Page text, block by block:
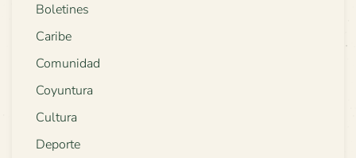
Boletines
Caribe
Comunidad
Coyuntura
Cultura
Deporte